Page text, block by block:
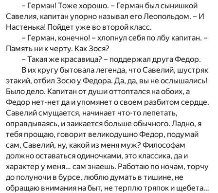
– Герман! Тоже хорошо. – Герман был сынишкой
Савелия, капитан упорно называл его Леопольдом. – И
Настенька! Пойдет уже во второй класс.
– Герман, конечно! – хлопнул себя по лбу капитан. –
Память ни к черту. Как Зося?
– Такая же красавица? – поддержал друга Федор.
В их кругу бытовала легенда, что Савелий, шустряк
этакий, отбил Зосю у Федора. Да, да, вы не ослышались!
Было дело. Капитан от души оттоптался на обоих, а
Федор нет-нет да и упомянет о своем разбитом сердце.
Савелий смущается, начинает что-то лепетать,
оправдываясь, и заикается больше обычного. Ладно, я
тебя прощаю, говорит великодушно Федор, подумай
сам, Савелий, ну, какой из меня муж? Философам
должно оставаться одиночками, это классика, да и
характер у меня… сам знаешь. Работаю по ночам, торчу
до полуночи в бурсе, люблю думать в тишине, не
обращаю внимания на быт, не терплю тряпок и щебета…